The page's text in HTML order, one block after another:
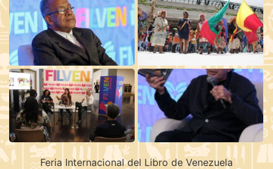
Feria Internacional del Libro de Venezuela